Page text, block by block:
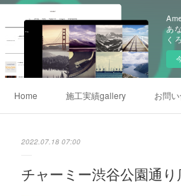
あ
く
Home 施工実績gallery お問
2022.07.18 07:00
チャーミー渋谷公園通